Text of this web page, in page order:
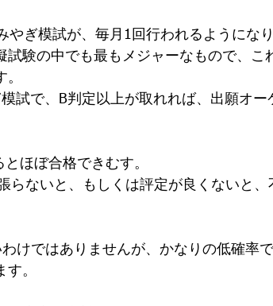
やぎ模試が、毎月1回行われるようになり
試験の中でも最もメジャーなもので、こ
試で、B判定以上が取れれば、出願オー
ほぼ合格できむす。
らないと、もしくは評定が良くないと、
けではありませんが、かなりの低確率
。